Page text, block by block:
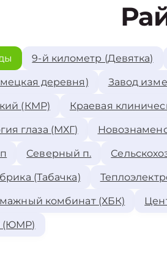
9-й километр (Девятка)
деревня) Завод
(КМР) Краевая
глаза (МХГ)
Северный п.
(Табачка)
комбинат (ХБК)
(ЮМР)